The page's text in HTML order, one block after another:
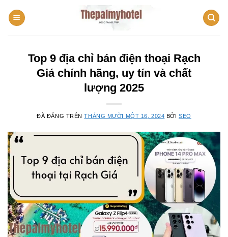
đến
Top 9 địa chỉ bán điện thoại Rạch
Giá chính hãng, uy tín và chất
lượng 2025
ĐÃ ĐĂNG TRÊNTHÁNG MƯỜI MỘT 16, 2024 BỞISEO